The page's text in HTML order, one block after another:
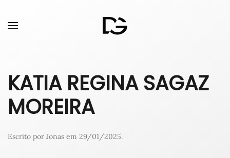
KATIA REGINA SAGAZ
MOREIRA
Escrito por Jonas em 29/01/2025.